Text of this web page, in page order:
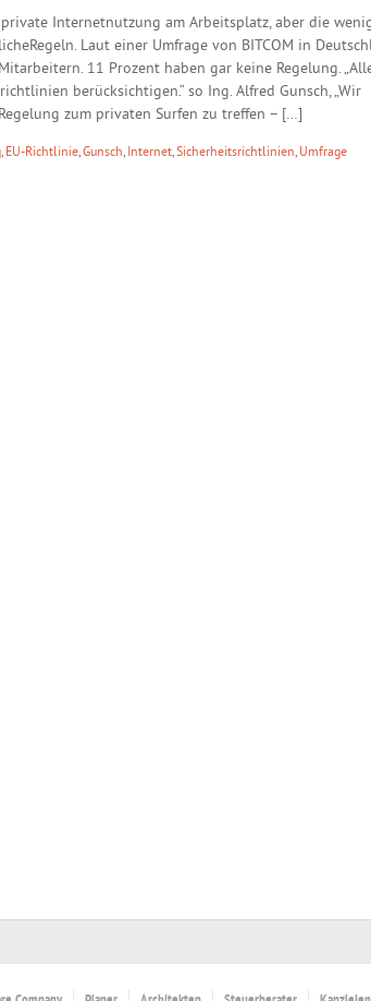
Internetnutzung am Arbeitsplatz, aber die
Laut einer Umfrage von BITCOM in
11 Prozent haben gar keine Regelung.
berücksichtigen.“ so Ing. Alfred Gunsch, „Wir
zum privaten Surfen zu treffen – […]
, EU-Richtlinie,Gunsch, Internet,Sicherheitsrichtlinien, Umfrage